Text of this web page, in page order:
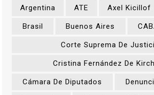
Argentina ATE Axel Kicillof
Brasil Buenos Aires
Corte Suprema De
Cristina Fernández De
Cámara De Diputados